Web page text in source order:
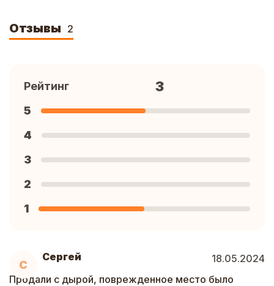
Отзывы 2
С
Сергей
18.05.2024
Продали с дырой, поврежденное место было
Рейтинг 3
5
4
3
2
1